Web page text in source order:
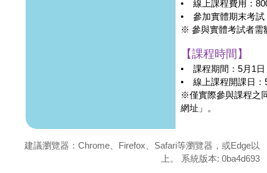
• 線上課程費用：
• 參加實體期末考試
※ 參與實體考試者需
【課程時間】
• 課程期間：5月1日
• 線上課程開課日：
※僅實際參與課程之
網址」。
建議瀏覽器：Chrome、Firefox、Safari等瀏覽器，或Edge以
上。 系統版本: 0ba4d693